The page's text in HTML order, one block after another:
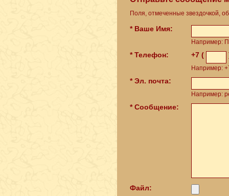
Поля, отмеченные звездочкой,
* Ваше Имя:
Например:
* Телефон: +7 (
Например:
* Эл. почта:
Например:
* Сообщение:
Файл: